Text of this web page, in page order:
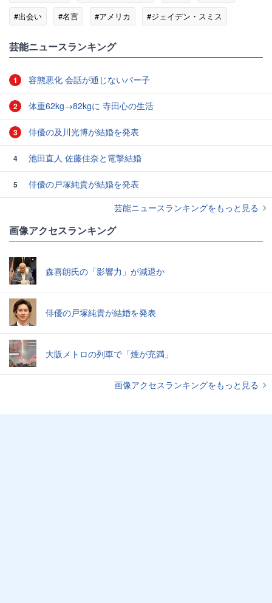
#出会い
#名言 #アメリカ
#ジェイデン・スミス
芸能ニュースランキング
1 容態悪化 会話が通じないパー子
2 体重62kg→82kgに 寺田心の生活
3 俳優の及川光博が結婚を発表
4 池田直人 佐藤佳奈と電撃結婚
5
俳優の戸塚純貴が結婚を発表
芸能ニュースランキングをもっと見る
画像アクセスランキング
森喜朗氏の「影響力」が減退か
俳優の戸塚純貴が結婚を発表
大阪メトロの列車で「煙が充満」
画像アクセスランキングをもっと見る